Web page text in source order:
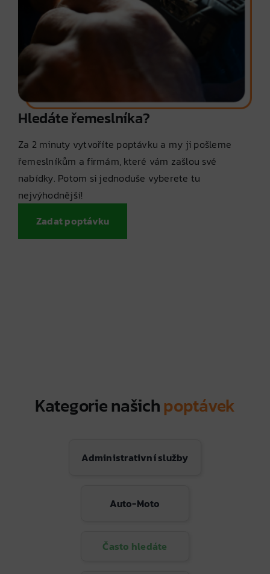
Hledáte řemeslníka?
Za 2 minuty vytvoříte poptávku a my ji pošleme
řemeslníkům a firmám, které vám zašlou své
nabídky. Potom si jednoduše vyberete tu
nejvýhodnější!
Zadat poptávku
Kategorie našichpoptávek
Administrativní služby
Auto-Moto
Často hledáte